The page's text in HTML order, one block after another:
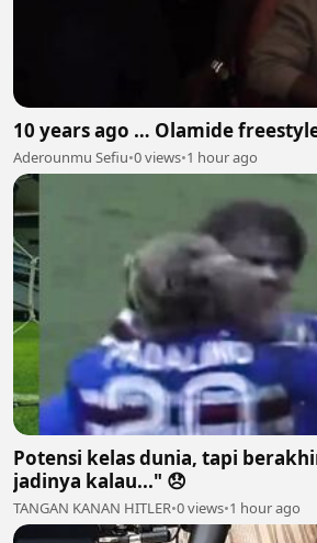
10 years ago … Olamide
Aderounmu Sefiu•0 views•1 hour ago
Potensi kelas dunia, tapi
jadinya kalau..." 😞
TANGAN KANAN HITLER•0 views•1 hour ago